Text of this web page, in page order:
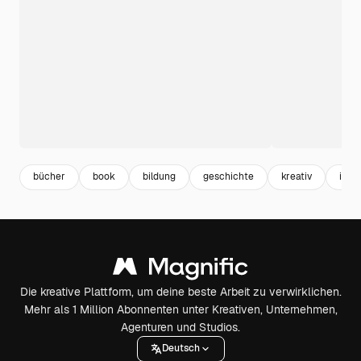
bücher book bildung geschichte kreativ
Die kreative Plattform, um deine beste Arbeit zu verwirklichen.
Mehr als 1 Million Abonnenten unter Kreativen, Unternehmen,
Agenturen und Studios.
Deutsch